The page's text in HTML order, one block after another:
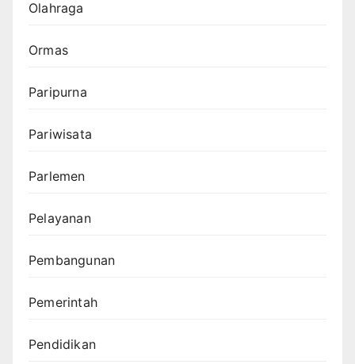
Olahraga
Ormas
Paripurna
Pariwisata
Parlemen
Pelayanan
Pembangunan
Pemerintah
Pendidikan